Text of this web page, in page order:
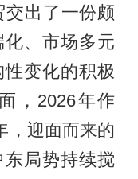
交出了一份颇
、市场多元
变化的积极
，2026年作
，迎面而来的
局势持续搅